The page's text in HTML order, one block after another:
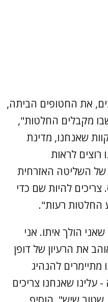
את החטופים הביתה,
מקבלים החלטות",
שאנחנו, מדינת
רוצים לראות
של השליטה האזרחית
להיות שם כדי
החלטות רעות".
הולך איתו. אני
את הרעיון של דופן
מתיימרים להנהיג
שאנחנו צריכים